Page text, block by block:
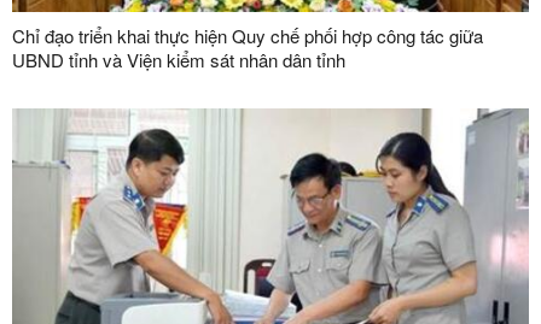
Chỉ đạo triển khai thực hiện Quy chế phối hợp công tác giữa
UBND tỉnh và Viện kiểm sát nhân dân tỉnh